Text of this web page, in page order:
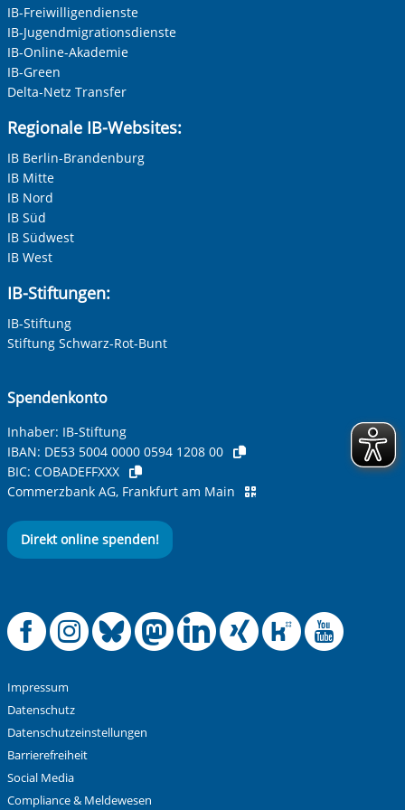
IB-Freiwilligendienste
IB-Jugendmigrationsdienste
IB-Online-Akademie
IB-Green
Delta-Netz Transfer
Regionale IB-Websites:
IB Berlin-Brandenburg
IB Mitte
IB Nord
IB Süd
IB Südwest
IB West
IB-Stiftungen:
IB-Stiftung
Stiftung Schwarz-Rot-Bunt
Spendenkonto
Inhaber: IB-Stiftung
IBAN: DE53 5004 0000 0594 1208 00
BIC: COBADEFFXXX
Commerzbank AG, Frankfurt am Main
Direkt online spenden!
Offizielle
Offizielle
Offizielle
Offizielle
Offizielle
Impressum
Datenschutz
Datenschutzeinstellungen
Barrierefreiheit
Social Media
Compliance & Meldewesen